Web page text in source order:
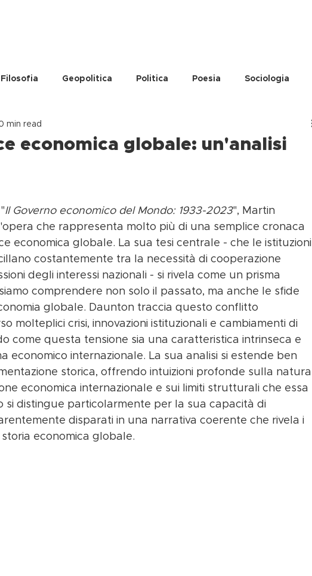
Filosofia Geopolitica Politica Poesia Sociologia
economica globale: un'analisi
min read
Il Governo economico del Mondo: 1933-2023", Martin
che rappresenta molto più di una semplice cronaca
economica globale. La sua tesi centrale - che le istituzioni
costantemente tra la necessità di cooperazione
degli interessi nazionali - si rivela come un prisma
comprendere non solo il passato, ma anche le sfide
globale. Daunton traccia questo conflitto
molteplici crisi, innovazioni istituzionali e cambiamenti di
come questa tensione sia una caratteristica intrinseca e
economico internazionale. La sua analisi si estende ben
storica, offrendo intuizioni profonde sulla natura
economica internazionale e sui limiti strutturali che essa
si distingue particolarmente per la sua capacità di
disparati in una narrativa coerente che rivela i
economica globale.